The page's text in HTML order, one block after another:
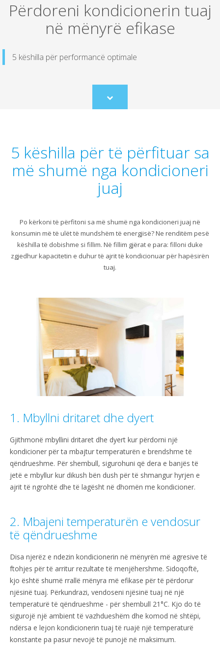
Përdoreni kondicionerin tuaj
në mënyrë efikase
5 këshilla për performancë optimale
Scroll
to
5 këshilla për të përfituar sa
më shumë nga kondicioneri
juaj
Po kërkoni të përfitoni sa më shumë nga kondicioneri juaj në
konsumin më të ulët të mundshëm të energjisë? Ne renditëm pesë
këshilla të dobishme si fillim. Në fillim gjërat e para: filloni duke
zgjedhur kapacitetin e duhur të ajrit të kondicionuar për hapësirën
tuaj.
1. Mbyllni dritaret dhe dyert
Gjithmonë mbyllini dritaret dhe dyert kur përdorni një
kondicioner për ta mbajtur temperaturën e brendshme të
qëndrueshme. Për shembull, sigurohuni që dera e banjës të
jetë e mbyllur kur dikush bën dush për të shmangur hyrjen e
ajrit të ngrohtë dhe të lagësht në dhomën me kondicioner.
2. Mbajeni temperaturën e vendosur
të qëndrueshme
Disa njerëz e ndezin kondicionerin në mënyrën më agresive të
ftohjes për të arritur rezultate të menjëhershme. Sidoqoftë,
kjo është shumë rrallë mënyra më efikase për të përdorur
njësinë tuaj. Përkundrazi, vendoseni njësinë tuaj në një
temperaturë të qëndrueshme - për shembull 21°C. Kjo do të
sigurojë një ambient të vazhdueshëm dhe komod në shtëpi,
ndërsa e lejon kondicionerin tuaj të ruajë një temperaturë
konstante pa pasur nevojë të punojë në maksimum.